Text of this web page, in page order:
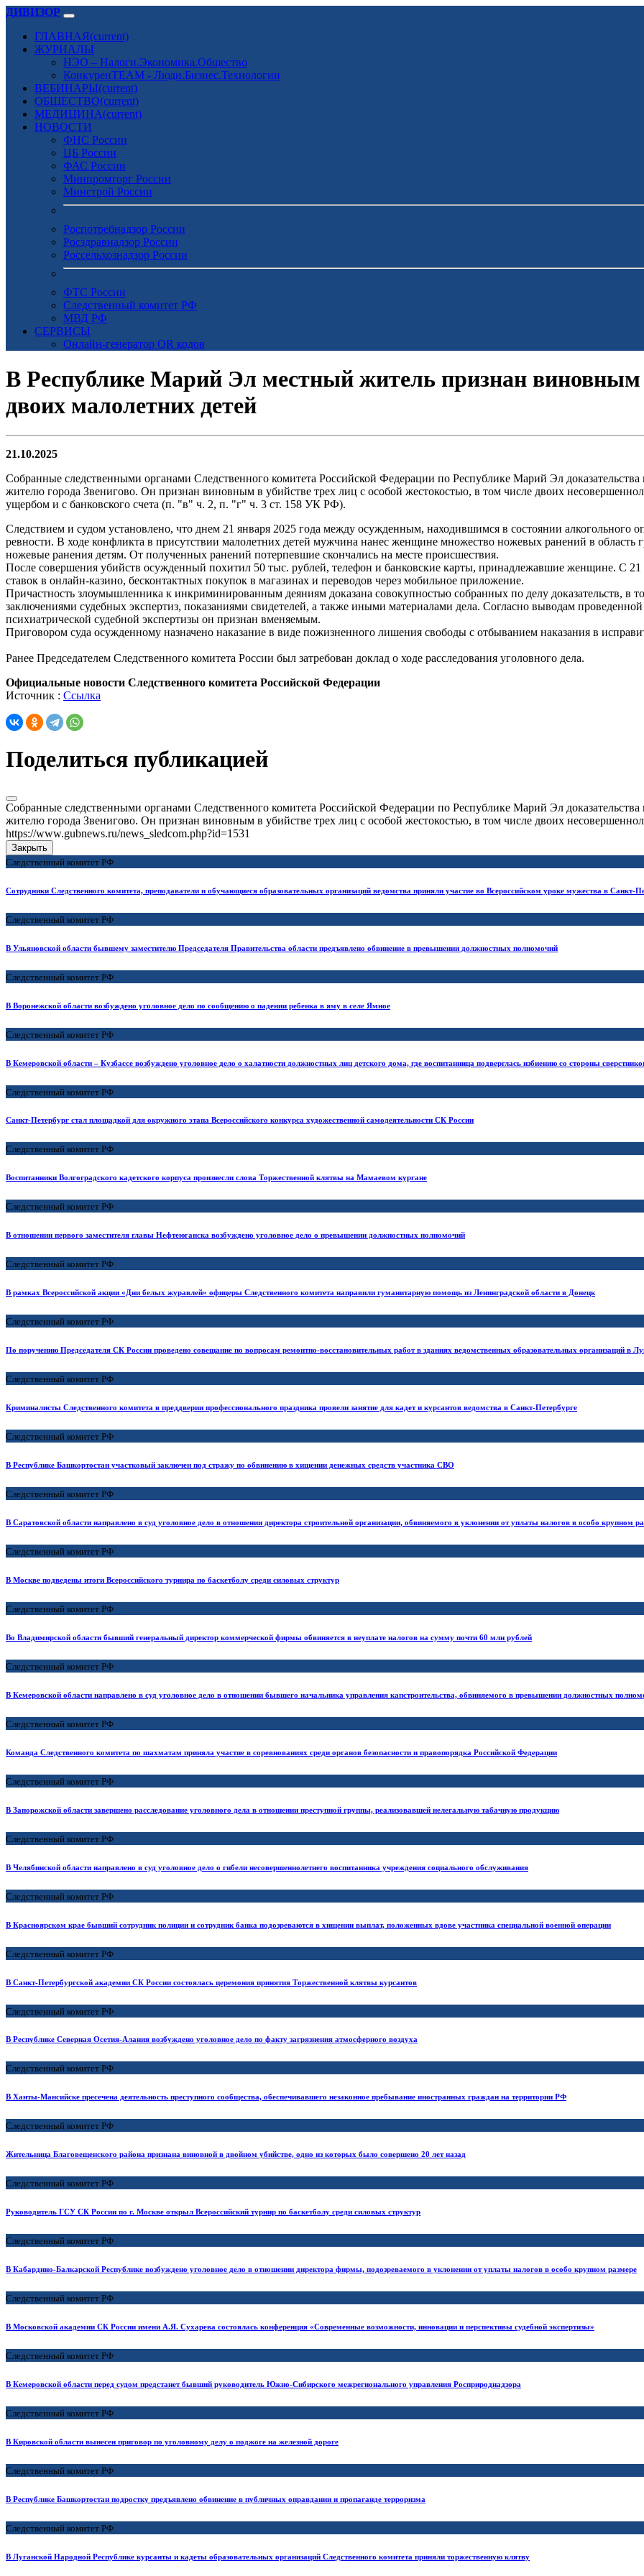
ДИВИЗОР
ГЛАВНАЯ(current)
ЖУРНАЛЫ
НЭО – Налоги.Экономика.Общество
КонкуренTEAM - Люди.Бизнес.Технологии
ВЕБИНАРЫ(current)
ОБЩЕСТВО(current)
МЕДИЦИНА(current)
НОВОСТИ
ФНС России
ЦБ России
ФАС России
Минпромторг России
Минстрой России
Роспотребнадзор России
Росздравнадзор России
Россельхознадзор России
ФТС России
Следственный комитет РФ
МВД РФ
СЕРВИСЫ
Онлайн-генератор QR кодов
В Республике Марий Эл местный житель признан виновным
двоих малолетних детей
21.10.2025
Собранные следственными органами Следственного комитета Российской Федерации по Республике Марий Эл
жителю города Звенигово. Он признан виновным в убийстве трех лиц с особой жестокостью, в том числе двоих
ущербом и с банковского счета (п. "в" ч. 2, п. "г" ч. 3 ст. 158 УК РФ).
Следствием и судом установлено, что днем 21 января 2025 года между осужденным, находившимся в состоянии алкогольного
ревности. В ходе конфликта в присутствии малолетних детей мужчина нанес женщине множество ножевых ранений в область
ножевые ранения детям. От полученных ранений потерпевшие скончались на месте происшествия.
После совершения убийств осужденный похитил 50 тыс. рублей, телефон и банковские карты, принадлежавшие женщине. С
ставок в онлайн-казино, бесконтактных покупок в магазинах и переводов через мобильное приложение.
Причастность злоумышленника к инкриминированным деяниям доказана совокупностью собранных по делу доказательств, в
заключениями судебных экспертиз, показаниями свидетелей, а также иными материалами дела. Согласно выводам
психиатрической судебной экспертизы он признан вменяемым.
Приговором суда осужденному назначено наказание в виде пожизненного лишения свободы с отбыванием наказания в
Ранее Председателем Следственного комитета России был затребован доклад о ходе расследования уголовного дела.
Официальные новости Следственного комитета Российской Федерации
Источник : Ссылка
Поделиться публикацией
Собранные следственными органами Следственного комитета Российской Федерации по Республике Марий Эл
жителю города Звенигово. Он признан виновным в убийстве трех лиц с особой жестокостью, в том числе двоих
https://www.gubnews.ru/news_sledcom.php?id=1531
Закрыть
Следственный комитет РФ
Сотрудники Следственного комитета, преподаватели и обучающиеся образовательных организаций ведомства приняли участие во Всероссийском уроке мужества в Санкт-
Следственный комитет РФ
В Ульяновской области бывшему заместителю Председателя Правительства области предъявлено обвинение в превышении должностных полномочий
Следственный комитет РФ
В Воронежской области возбуждено уголовное дело по сообщению о падении ребенка в яму в селе Ямное
Следственный комитет РФ
В Кемеровской области – Кузбассе возбуждено уголовное дело о халатности должностных лиц детского дома, где воспитанница подверглась избиению со стороны
Следственный комитет РФ
Санкт-Петербург стал площадкой для окружного этапа Всероссийского конкурса художественной самодеятельности СК России
Следственный комитет РФ
Воспитанники Волгоградского кадетского корпуса произнесли слова Торжественной клятвы на Мамаевом кургане
Следственный комитет РФ
В отношении первого заместителя главы Нефтеюганска возбуждено уголовное дело о превышении должностных полномочий
Следственный комитет РФ
В рамках Всероссийской акции «Дни белых журавлей» офицеры Следственного комитета направили гуманитарную помощь из Ленинградской области в Донецк
Следственный комитет РФ
По поручению Председателя СК России проведено совещание по вопросам ремонтно-восстановительных работ в зданиях ведомственных образовательных организаций в
Следственный комитет РФ
Криминалисты Следственного комитета в преддверии профессионального праздника провели занятие для кадет и курсантов ведомства в Санкт-Петербурге
Следственный комитет РФ
В Республике Башкортостан участковый заключен под стражу по обвинению в хищении денежных средств участника СВО
Следственный комитет РФ
В Саратовской области направлено в суд уголовное дело в отношении директора строительной организации, обвиняемого в уклонении от уплаты налогов в особо крупном
Следственный комитет РФ
В Москве подведены итоги Всероссийского турнира по баскетболу среди силовых структур
Следственный комитет РФ
Во Владимирской области бывший генеральный директор коммерческой фирмы обвиняется в неуплате налогов на сумму почти 60 млн рублей
Следственный комитет РФ
В Кемеровской области направлено в суд уголовное дело в отношении бывшего начальника управления капстроительства, обвиняемого в превышении должностных
Следственный комитет РФ
Команда Следственного комитета по шахматам приняла участие в соревнованиях среди органов безопасности и правопорядка Российской Федерации
Следственный комитет РФ
В Запорожской области завершено расследование уголовного дела в отношении преступной группы, реализовавшей нелегальную табачную продукцию
Следственный комитет РФ
В Челябинской области направлено в суд уголовное дело о гибели несовершеннолетнего воспитанника учреждения социального обслуживания
Следственный комитет РФ
В Красноярском крае бывший сотрудник полиции и сотрудник банка подозреваются в хищении выплат, положенных вдове участника специальной военной операции
Следственный комитет РФ
В Санкт-Петербургской академии СК России состоялась церемония принятия Торжественной клятвы курсантов
Следственный комитет РФ
В Республике Северная Осетия-Алания возбуждено уголовное дело по факту загрязнения атмосферного воздуха
Следственный комитет РФ
В Ханты-Мансийске пресечена деятельность преступного сообщества, обеспечивавшего незаконное пребывание иностранных граждан на территории РФ
Следственный комитет РФ
Жительница Благовещенского района признана виновной в двойном убийстве, одно из которых было совершено 20 лет назад
Следственный комитет РФ
Руководитель ГСУ СК России по г. Москве открыл Всероссийский турнир по баскетболу среди силовых структур
Следственный комитет РФ
В Кабардино-Балкарской Республике возбуждено уголовное дело в отношении директора фирмы, подозреваемого в уклонении от уплаты налогов в особо крупном размере
Следственный комитет РФ
В Московской академии СК России имени А.Я. Сухарева состоялась конференция «Современные возможности, инновации и перспективы судебной экспертизы»
Следственный комитет РФ
В Кемеровской области перед судом предстанет бывший руководитель Южно-Сибирского межрегионального управления Росприроднадзора
Следственный комитет РФ
В Кировской области вынесен приговор по уголовному делу о поджоге на железной дороге
Следственный комитет РФ
В Республике Башкортостан подростку предъявлено обвинение в публичных оправдании и пропаганде терроризма
Следственный комитет РФ
В Луганской Народной Республике курсанты и кадеты образовательных организаций Следственного комитета приняли торжественную клятву